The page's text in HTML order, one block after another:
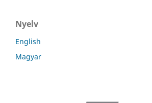
Nyelv
English
Magyar